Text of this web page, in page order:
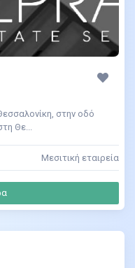
στην οδό
Θε...
Μεσιτική εταιρεία